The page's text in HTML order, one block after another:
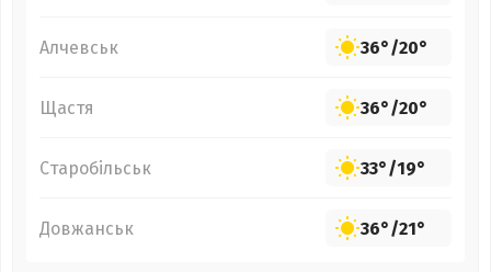
Алчевськ 36°/20°
Щастя 36°/20°
Старобільськ 33°/19°
Довжанськ 36°/21°